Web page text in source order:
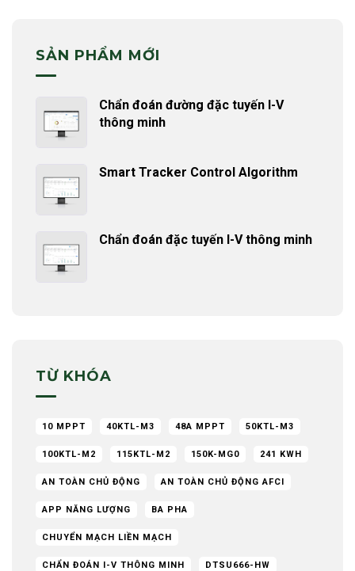
SẢN PHẨM MỚI
Chẩn đoán đường đặc tuyến I-V
thông minh
Smart Tracker Control Algorithm
Chẩn đoán đặc tuyến I-V thông minh
TỪ KHÓA
10 MPPT 40KTL-M3 48A MPPT 50KTL-M3
100KTL-M2 115KTL-M2 150K-MG0 241 KWH
AN TOÀN CHỦ ĐỘNG AN TOÀN CHỦ ĐỘNG AFCI
APP NĂNG LƯỢNG BA PHA
CHUYỂN MẠCH LIỀN MẠCH
CHẨN ĐOÁN I-V THÔNG MINH DTSU666-HW